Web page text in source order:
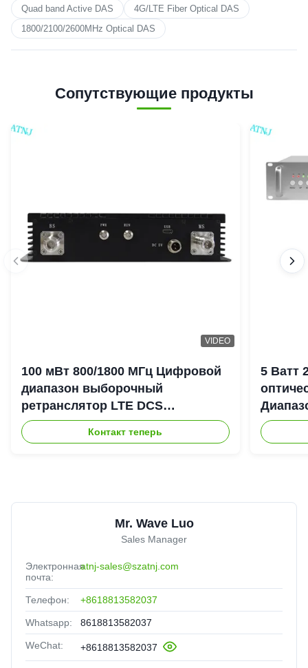
Quad band Active DAS
4G/LTE Fiber Optical DAS
1800/2100/2600MHz Optical DAS
Сопутствующие продукты
VIDEO
100 мВт 800/1800 МГц Цифровой
диапазон выборочный
ретранслятор LTE DCS
Цифровой канал выборочный
Bda Пико ретранслятор
Контакт теперь
5 Ватт
DAS
Mr. Wave Luo
Sales Manager
Электронная
почта:
atnj-sales@szatnj.com
Телефон: +8618813582037
Whatsapp: 8618813582037
WeChat: +8618813582037